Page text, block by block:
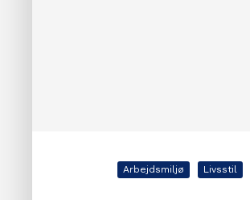
Arbejdsmiljø Livsstil